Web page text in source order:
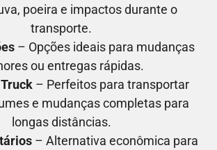
poeira e impactos durante o
transporte.
– Opções ideais para mudanças
ou entregas rápidas.
– Perfeitos para transportar
e mudanças completas para
longas distâncias.
– Alternativa econômica para